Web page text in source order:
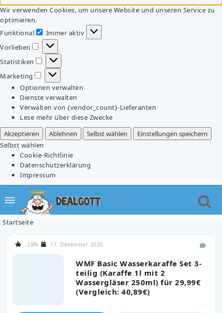
Wir verwenden Cookies, um unsere Website und unseren Service zu
optimieren.
Funktional
Funktional
Immer aktiv
Vorlieben
Vorlieben
Statistiken
Statistiken
Marketing
Marketing
Optionen verwalten
Dienste verwalten
Verwalten von {vendor_count}-Lieferanten
Lese mehr über diese Zwecke
Akzeptieren
Ablehnen Selbst wählen
Einstellungen speichern
Selbst wählen
Cookie-Richtlinie
Datenschutzerklärung
Impressum
Startseite
WMF Basic Wasserkaraffe Set 3-
teilig (Karaffe 1l mit 2
Wassergläser 250ml) für 29,99€
(Vergleich: 40,89€)
-28% 17. Dezember 2020